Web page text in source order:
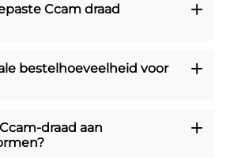
Ccam draad
bestelhoeveelheid voor
draad aan